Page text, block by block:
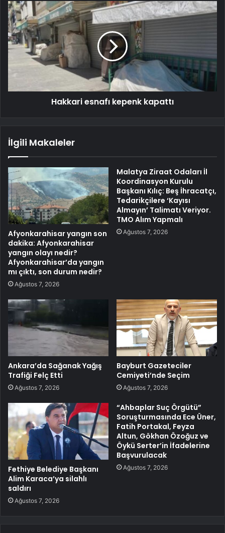
Hakkari esnafı kepenk kapattı
İlgili Makaleler
Afyonkarahisar yangın son
dakika: Afyonkarahisar
yangın olayı nedir?
Afyonkarahisar’da yangın
mı çıktı, son durum nedir?
Ağustos 7, 2026
Malatya Ziraat Odaları İl
Koordinasyon Kurulu
Başkanı Kılıç: Beş İhracatçı,
Tedarikçilere ‘Kayısı
Almayın’ Talimatı Veriyor.
TMO Alım Yapmalı
Ağustos 7, 2026
Ankara’da Sağanak Yağış
Trafiği Felç Etti
Ağustos 7, 2026
Bayburt Gazeteciler
Cemiyeti’nde Seçim
Ağustos 7, 2026
Fethiye Belediye Başkanı
Alim Karaca’ya silahlı
saldırı
Ağustos 7, 2026
“Ahbaplar Suç Örgütü”
Soruşturmasında Ece Üner,
Fatih Portakal, Feyza
Altun, Gökhan Özoğuz ve
Öykü Serter’in İfadelerine
Başvurulacak
Ağustos 7, 2026